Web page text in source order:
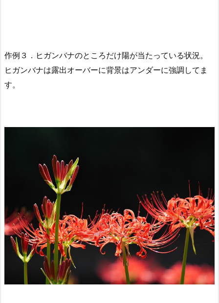
作例３．ヒガンバナのところだけ陽が当たっている状況。
ヒガンバナは露出オーバーに背景はアンダーに強調してま
す。